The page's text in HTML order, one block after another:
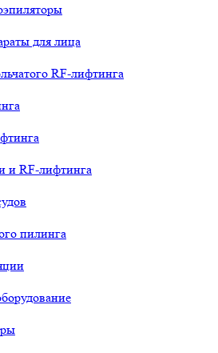
для лица
RF-лифтинга
и RF-лифтинга
пилинга